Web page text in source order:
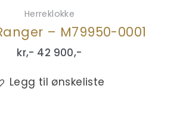
Herreklokke
– M79950-0001
kr,- 42 900,-
Legg til ønskeliste